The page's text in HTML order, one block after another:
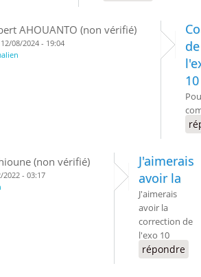
AHOUANTO (non vérifié)
08/2024 - 19:04
de
10
(non vérifié)
- 03:17
J'aimerais
avoir la
J'aimerais
avoir la
correction de
l'exo 10
répondre